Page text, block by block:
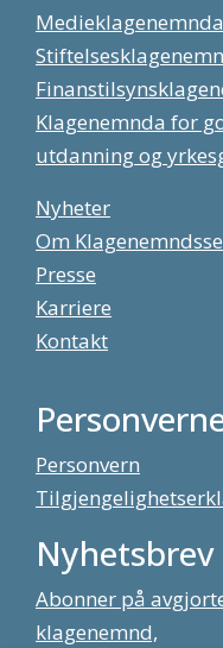
Medieklagenemnda
Klagenemnda for
utdanning og
Nyheter
Om
Presse
Karriere
Kontakt
Personvern
Nyhetsbrev
Abonner på
klagenemnd,